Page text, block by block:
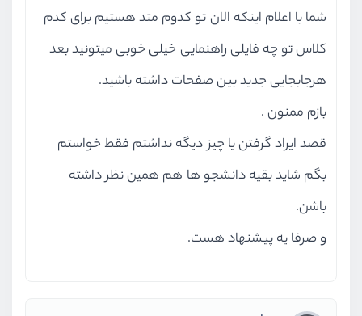
شما با اعلام اینکه الان تو کدوم متد هستیم برای کدم
کلاس تو چه فایلی راهنمایی خیلی خوبی میتونید بعد
هرجابجایی جدید بین صفحات داشته باشید.
بازم ممنون .
قصد ایراد گرفتن یا چیز دیگه نداشتم فقط خواستم
بگم شاید بقیه دانشجو ها هم همین نظر داشته
باشن.
و صرفا یه پیشنهاد هست.